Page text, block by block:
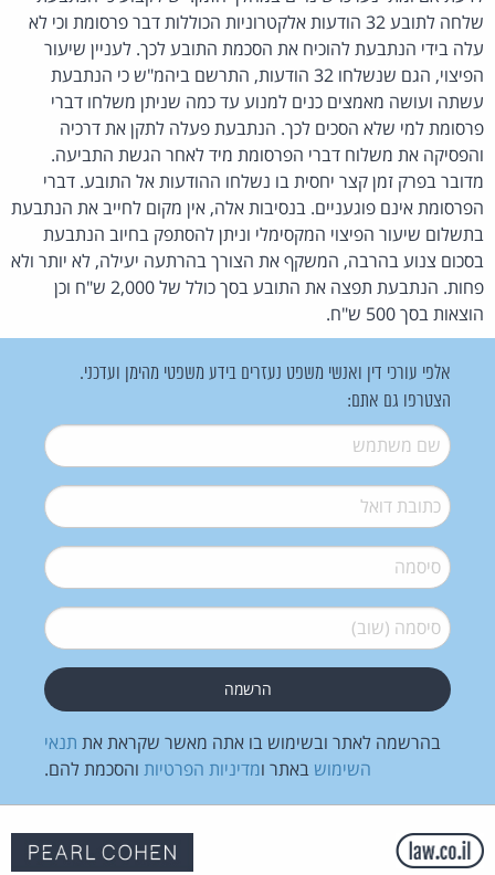
שלחה לתובע 32 הודעות אלקטרוניות הכוללות דבר פרסומת וכי לא
עלה בידי הנתבעת להוכיח את הסכמת התובע לכך. לעניין שיעור
הפיצוי, הגם שנשלחו 32 הודעות, התרשם ביהמ"ש כי הנתבעת
עשתה ועושה מאמצים כנים למנוע עד כמה שניתן משלחו דברי
פרסומת למי שלא הסכים לכך. הנתבעת פעלה לתקן את דרכיה
והפסיקה את משלוח דברי הפרסומת מיד לאחר הגשת התביעה.
מדובר בפרק זמן קצר יחסית בו נשלחו ההודעות אל התובע. דברי
הפרסומת אינם פוגעניים. בנסיבות אלה, אין מקום לחייב את הנתבעת
בתשלום שיעור הפיצוי המקסימלי וניתן להסתפק בחיוב הנתבעת
בסכום צנוע בהרבה, המשקף את הצורך בהרתעה יעילה, לא יותר ולא
פחות. הנתבעת תפצה את התובע בסך כולל של 2,000 ש"ח וכן
הוצאות בסך 500 ש"ח.
אלפי עורכי דין ואנשי משפט נעזרים בידע משפטי מהימן ועדכני.
הצטרפו גם אתם:
שם משתמש*
דואל*
סיסמה*
סיסמה (שוב)*
בהרשמה לאתר ובשימוש בו אתה מאשר שקראת את תנאי
השימוש באתר ומדיניות הפרטיות והסכמת להם.